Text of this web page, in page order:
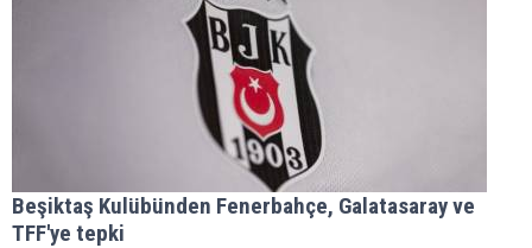
Beşiktaş Kulübünden Fenerbahçe, Galatasaray ve
TFF'ye tepki